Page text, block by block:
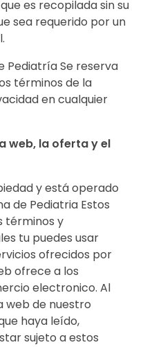
es recopilada sin su
sea requerido por un
Pediatría Se reserva
términos de la
en cualquier
web, la oferta y el
y está operado
de Pediatria Estos
términos y
tu puedes usar
ofrecidos por
ofrece a los
electronico. Al
web de nuestro
haya leído,
sujeto a estos